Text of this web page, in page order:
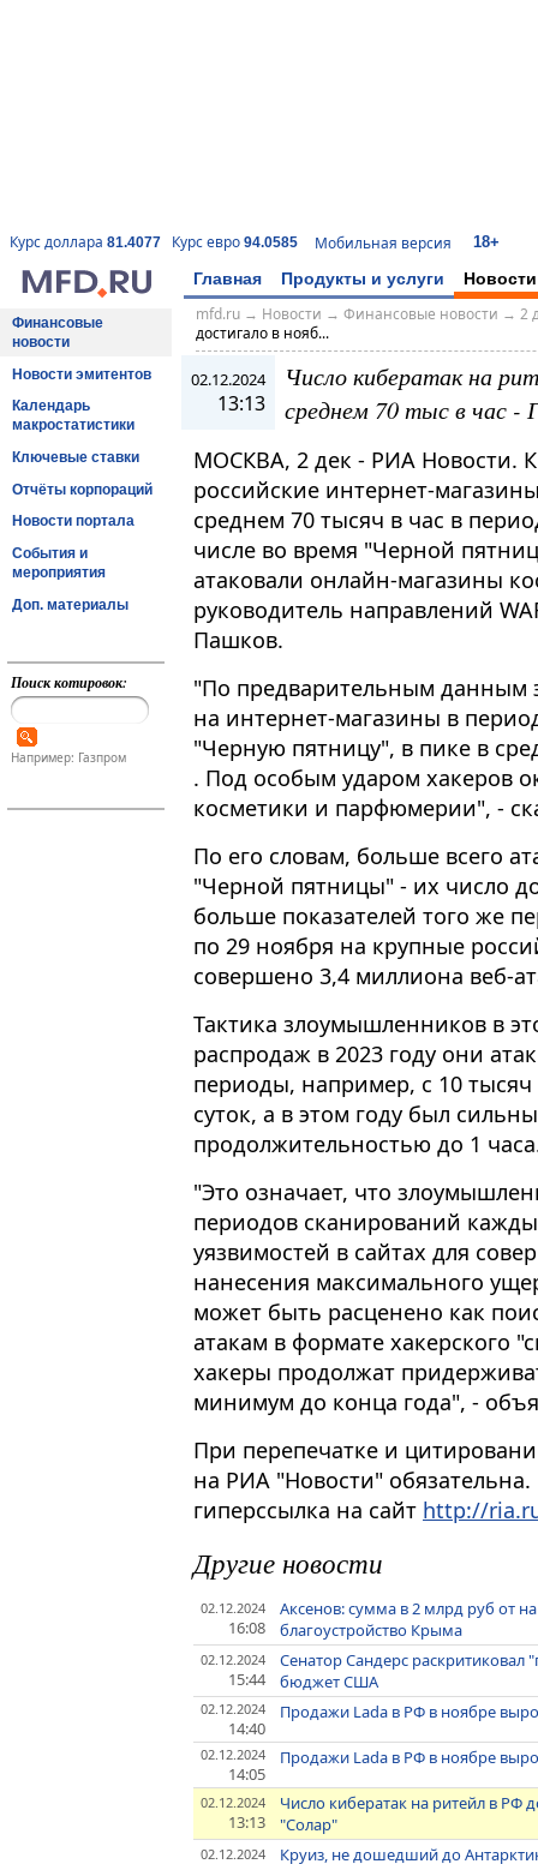
Курс доллара 81.4077 Курс евро 94.0585 Мобильная версия 18+
Главная Продукты и услуги Новости
Финансовые
новости
Новости эмитентов
Календарь
макростатистики
Ключевые ставки
Отчёты корпораций
Новости портала
События и
мероприятия
Доп. материалы
Поиск котировок:
Например: Газпром
mfd.ru→ Новости → Финансовые новости → 2
достигало в нояб...
02.12.2024
13:13
Число кибератак на
среднем 70 тыс в час -
МОСКВА, 2 дек - РИА Новости.
российские интернет-
среднем 70 тысяч в час в
числе во время "Черной
атаковали онлайн-магазины
руководитель направлений
Пашков.
"По предварительным данным
на интернет-магазины в
"Черную пятницу", в пике в
. Под особым ударом хакеров
косметики и парфюмерии", -
По его словам, больше всего
"Черной пятницы" - их число
больше показателей того же
по 29 ноября на крупные
совершено 3,4 миллиона веб-
Тактика злоумышленников в
распродаж в 2023 году они
периоды, например, с 10 тысяч
суток, а в этом году был
продолжительностью до 1
"Это означает, что
периодов сканирований
уязвимостей в сайтах для
нанесения максимального
может быть расценено как
атакам в формате хакерского
хакеры продолжат
минимум до конца года", -
При перепечатке и
на РИА "Новости"
гиперссылка на сайт http://
Другие новости
02.12.2024
16:08
Аксенов: сумма в 2 млрд руб от
благоустройство Крыма
02.12.2024
15:44
Сенатор Сандерс
бюджет США
02.12.2024
14:40
Продажи Lada в РФ в ноябре
02.12.2024
14:05
Продажи Lada в РФ в ноябре
02.12.2024
13:13
Число кибератак на ритейл в РФ
"Солар"
02.12.2024
Круиз, не дошедший до